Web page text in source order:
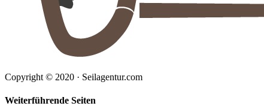
Copyright © 2020 · Seilagentur.com
Weiterführende Seiten